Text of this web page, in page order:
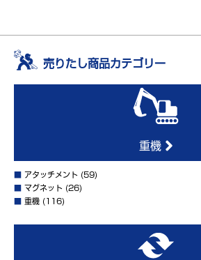
売りたし商品カテゴリー
重機
アタッチメント (59)
マグネット (26)
重機 (116)